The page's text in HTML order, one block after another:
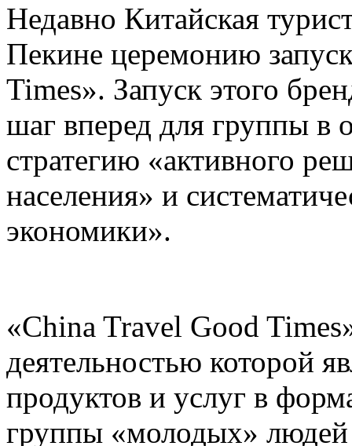
Недавно Китайская
Пекине церемонию
Times». Запуск этого
шаг вперед для группы в
стратегию «активного
населения» и
экономики».
«China Travel Good
деятельностью которой
продуктов и услуг в
группы «молодых» людей